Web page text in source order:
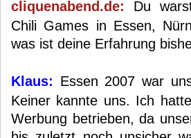
cliquenabend.de: Du
Chili Games in Essen,
was ist deine Erfahrung
Klaus: Essen 2007 war
Keiner kannte uns. Ich
Werbung betrieben, da